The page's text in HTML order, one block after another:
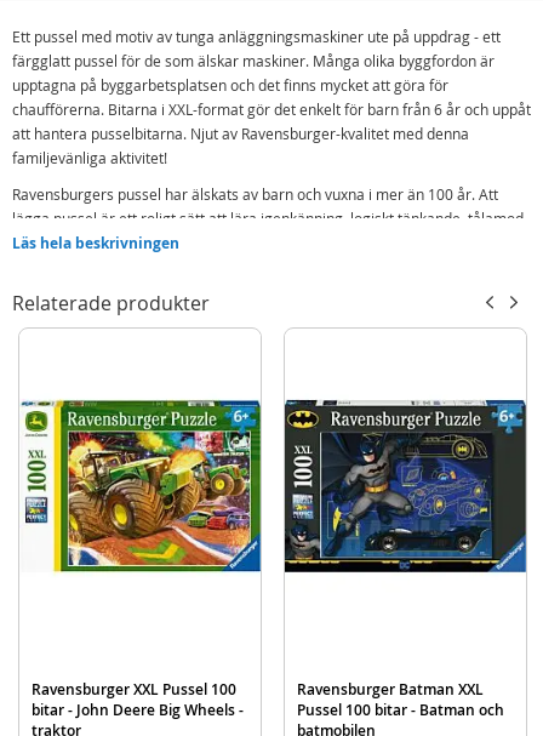
Ett pussel med motiv av tunga anläggningsmaskiner ute på uppdrag - ett
färgglatt pussel för de som älskar maskiner. Många olika byggfordon är
upptagna på byggarbetsplatsen och det finns mycket att göra för
chaufförerna. Bitarna i XXL-format gör det enkelt för barn från 6 år och uppåt
att hantera pusselbitarna. Njut av Ravensburger-kvalitet med denna
familjevänliga aktivitet!
Ravensburgers pussel har älskats av barn och vuxna i mer än 100 år. Att
lägga pussel är ett roligt sätt att lära igenkänning, logiskt tänkande, tålamod
och öga-hand-koordination på, samtidigt som rätt pussel och svårighetsgrad
Innehåller:
Detaljer:
Mått färdigt: 49 x 36 cm
Antal bitar: 100
Ålder: från 6 år
information
129737
Läs hela beskrivningen
Relaterade produkter
Ravensburger XXL Pussel 100
bitar - John Deere Big Wheels -
traktor
Ravensburger Batman XXL
Pussel 100 bitar - Batman och
batmobilen